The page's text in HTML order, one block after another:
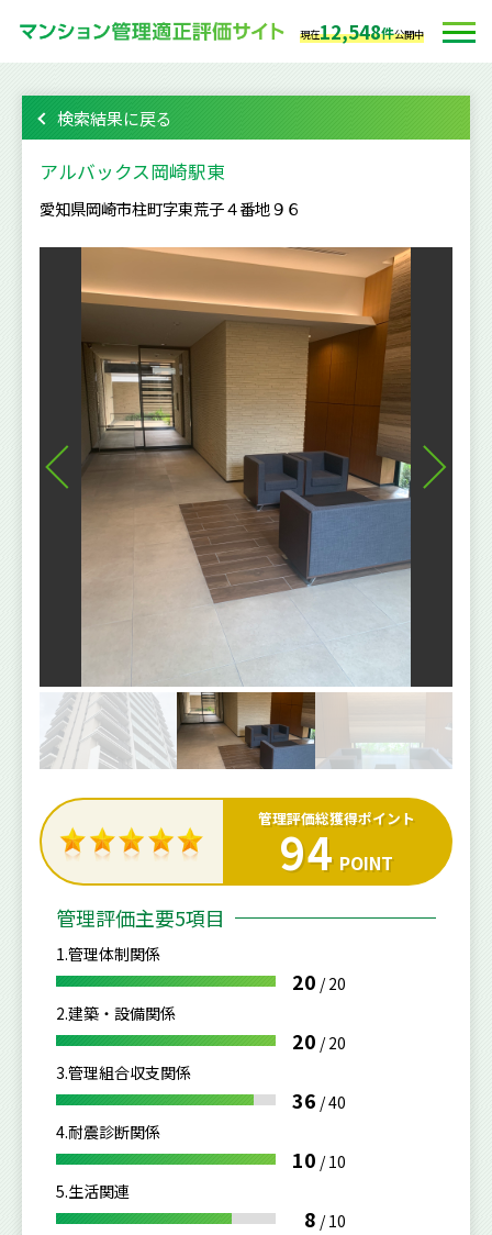
現在12,548件公開中
検索結果に戻る
アルバックス岡崎駅東
愛知県岡崎市柱町字東荒子４番地９６
管理評価総獲得ポイント
94 POINT
管理評価主要5項目
1.管理体制関係
20 /20
2.建築・設備関係
20 /20
3.管理組合収支関係
36 /40
4.耐震診断関係
10 /10
5.生活関連
8 /10